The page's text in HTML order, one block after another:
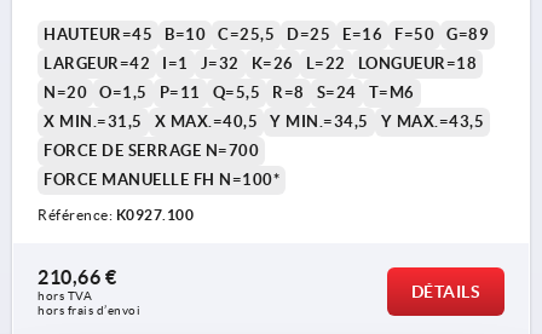
HAUTEUR=45 B=10 C=25,5 D=25 E=16 F=50
G=89
LARGEUR=42
I=1 J=32 K=26 L=22
LONGUEUR=18
N=20
O=1,5 P=11 Q=5,5 R=8 S=24
T=M6
X MIN.=31,5
X MAX.=40,5 Y MIN.=34,5
Y MAX.=43,5
FORCE DE SERRAGE N=700
FORCE MANUELLE FH N=100*
Référence: K0927.100
210,66 €
hors TVA
hors frais d’envoi
DÉTAILS